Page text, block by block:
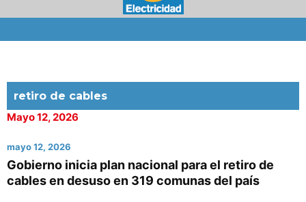
retiro de cables
Mayo 12, 2026
mayo 12, 2026
Gobierno inicia plan nacional para el retiro de
cables en desuso en 319 comunas del país